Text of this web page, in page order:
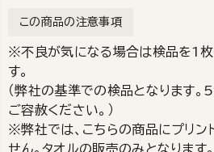
この商品の注意事項
※不良が気になる場合は検品を1
す。
（弊社の基準での検品となります
ご容赦ください。）
※弊社では、こちらの商品にプリン
せん。タオルの販売のみとなります。